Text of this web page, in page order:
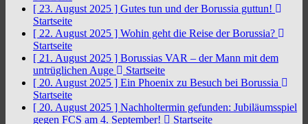
[ 23. August 2025 ] Gutes tun und der Borussia guttun!
Startseite
[ 22. August 2025 ] Wohin geht die Reise der Borussia?
Startseite
[ 21. August 2025 ] Borussias VAR – der Mann mit dem
untrüglichen Auge
Startseite
[ 20. August 2025 ] Ein Phoenix zu Besuch bei Borussia
Startseite
[ 20. August 2025 ] Nachholtermin gefunden: Jubiläumsspiel
gegen FCS am 4. September!
Startseite